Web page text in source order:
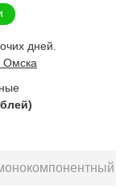
дней.
Омска